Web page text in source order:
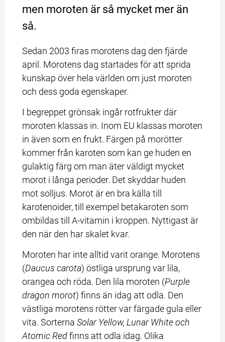
men moroten är så mycket mer än
så.
Sedan 2003 firas morotens dag den fjärde
april. Morotens dag startades för att sprida
kunskap över hela världen om just moroten
och dess goda egenskaper.
I begreppet grönsak ingår rotfrukter där
moroten klassas in. Inom EU klassas moroten
in även som en frukt. Färgen på morötter
kommer från karoten som kan ge huden en
gulaktig färg om man äter väldigt mycket
morot i långa perioder. Det skyddar huden
mot solljus. Morot är en bra källa till
karotenoider, till exempel betakaroten som
ombildas till A-vitamin i kroppen. Nyttigast är
den när den har skalet kvar.
Moroten har inte alltid varit orange. Morotens
(Daucus carota) östliga ursprung var lila,
orangea och röda. Den lila moroten (Purple
dragon morot) finns än idag att odla. Den
västliga morotens rötter var färgade gula eller
vita. Sorterna Solar Yellow, Lunar White och
Atomic Red finns att odla idag. Olika